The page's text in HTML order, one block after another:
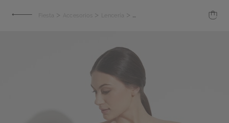
Fiesta > Accesorios > Lencería > Shorts de microfibra de corte alto